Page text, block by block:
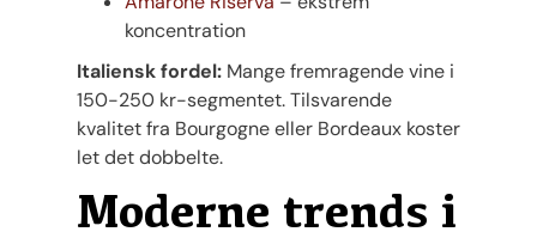
koncentration
Italiensk fordel: Mange fremragende vine i
150-250 kr-segmentet. Tilsvarende
kvalitet fra Bourgogne eller Bordeaux koster
let det dobbelte.
Moderne trends i